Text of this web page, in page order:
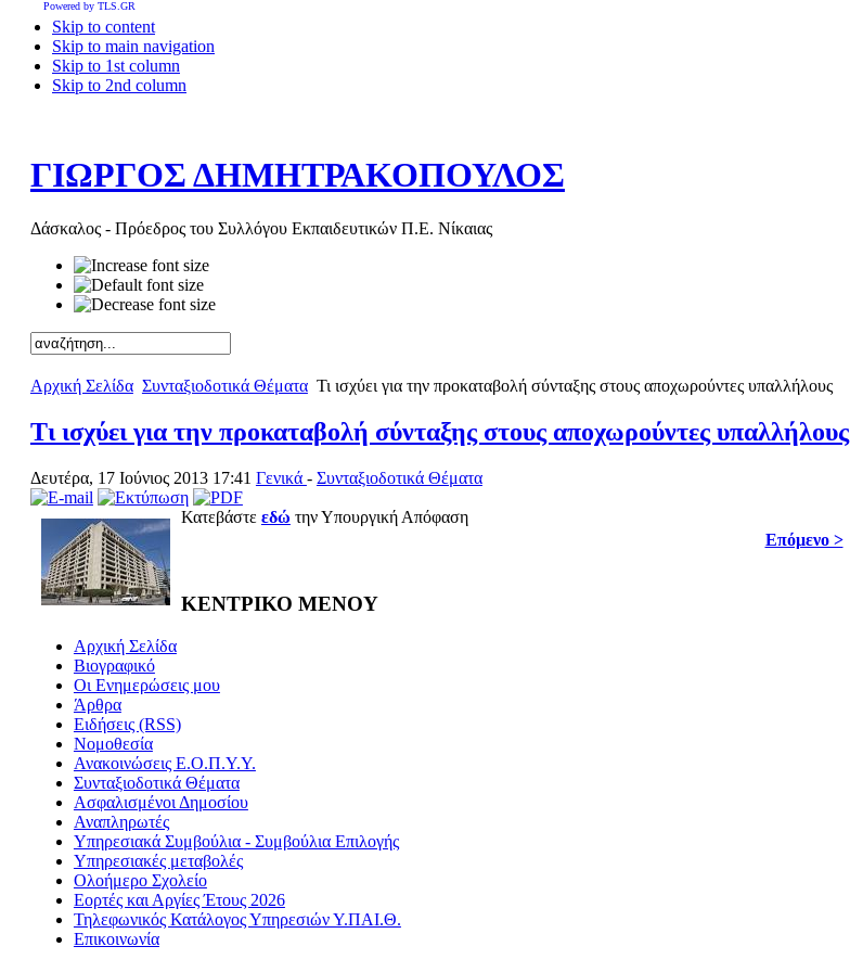
Skip to content
Skip to main navigation
Skip to 1st column
Skip to 2nd column
ΓΙΩΡΓΟΣ ΔΗΜΗΤΡΑΚΟΠΟΥΛΟΣ
Δάσκαλος - Πρόεδρος του Συλλόγου Εκπαιδευτικών Π.Ε. Νίκαιας
Αρχική Σελίδα Συνταξιοδοτικά Θέματα Τι ισχύει για την προκαταβολή σύνταξης στους αποχωρούντες υπαλλήλους
Τι ισχύει για την προκαταβολή σύνταξης στους αποχωρούντες υπαλλήλους
Δευτέρα, 17 Ιούνιος 2013 17:41 Γενικά - Συνταξιοδοτικά Θέματα
Κατεβάστε εδώ την Υπουργική Απόφαση
Επόμενο >
ΚΕΝΤΡΙΚΟ ΜΕΝΟΥ
Αρχική Σελίδα
Βιογραφικό
Οι Ενημερώσεις μου
Άρθρα
Ειδήσεις (RSS)
Νομοθεσία
Ανακοινώσεις Ε.Ο.Π.Υ.Υ.
Συνταξιοδοτικά Θέματα
Ασφαλισμένοι Δημοσίου
Αναπληρωτές
Υπηρεσιακά Συμβούλια - Συμβούλια Επιλογής
Υπηρεσιακές μεταβολές
Ολοήμερο Σχολείο
Εορτές και Αργίες Έτους 2026
Τηλεφωνικός Κατάλογος Υπηρεσιών Υ.ΠΑΙ.Θ.
Επικοινωνία
Powered by TLS.GR